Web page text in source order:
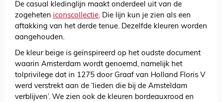
De casual kledinglijn maakt onderdeel uit van de
zogeheten iconscollectie. Die lijn kun je zien als een
aftakking van het derde tenue. Dezelfde kleuren worden
aangehouden.
De kleur beige is geïnspireerd op het oudste document
waarin Amsterdam wordt genoemd, namelijk het
tolprivilege dat in 1275 door Graaf van Holland Floris V
werd verstrekt aan de ‘lieden die bij de Amsteldam
verblijven’. We zien ook de kleuren bordeauxrood en